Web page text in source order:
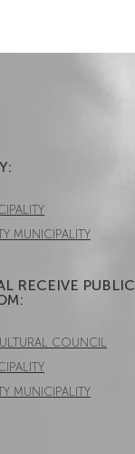
MUNICIPALITY
RECEIVE PUBLIC
COUNCIL
MUNICIPALITY